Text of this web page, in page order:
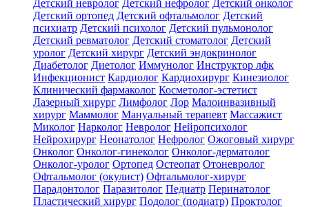
Детский невролог Детский нефролог Детский онколог
Детский ортопед Детский офтальмолог Детский
психиатр Детский психолог Детский пульмонолог
Детский ревматолог Детский стоматолог Детский
уролог Детский хирург Детский эндокринолог
Диабетолог Диетолог Иммунолог Инструктор лфк
Инфекционист Кардиолог Кардиохирург Кинезиолог
Клинический фармаколог Косметолог-эстетист
Лазерный хирург Лимфолог Лор Малоинвазивный
хирург Маммолог Мануальный терапевт Массажист
Миколог Нарколог Невролог Нейропсихолог
Нейрохирург Неонатолог Нефролог Ожоговый хирург
Онколог Онколог-гинеколог Онколог-дерматолог
Онколог-уролог Ортопед Остеопат Отоневролог
Офтальмолог (окулист) Офтальмолог-хирург
Парадонтолог Паразитолог Педиатр Перинатолог
Пластический хирург Подолог (подиатр) Проктолог